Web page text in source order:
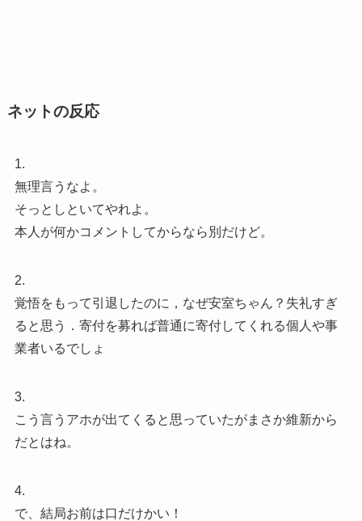
ネットの反応
1.
無理言うなよ。
そっとしといてやれよ。
本人が何かコメントしてからなら別だけど。
2.
覚悟をもって引退したのに，なぜ安室ちゃん？失礼すぎ
ると思う．寄付を募れば普通に寄付してくれる個人や事
業者いるでしょ
3.
こう言うアホが出てくると思っていたがまさか維新から
だとはね。
4.
で、結局お前は口だけかい！